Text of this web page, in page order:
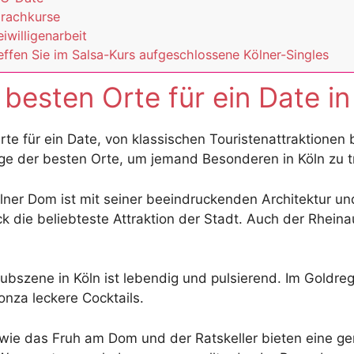
Sie im Salsa-Kurs aufgeschlossene Kölner-Singles
Orte für ein Date
für ein Date, von klassischen Touristenattraktionen
der besten Orte, um jemand Besonderen in Köln zu
Dom ist mit seiner beeindruckenden Architektur
die beliebteste Attraktion der Stadt. Auch der
in Köln ist lebendig und pulsierend. Im
leckere Cocktails.
das Fruh am Dom und der Ratskeller bieten eine